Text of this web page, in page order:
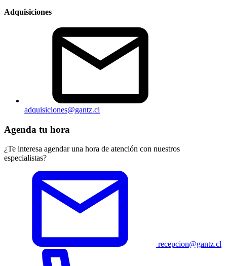
Adquisiciones
adquisiciones@gantz.cl
Agenda tu hora
¿Te interesa agendar una hora de atención con nuestros
especialistas?
recepcion@gantz.cl